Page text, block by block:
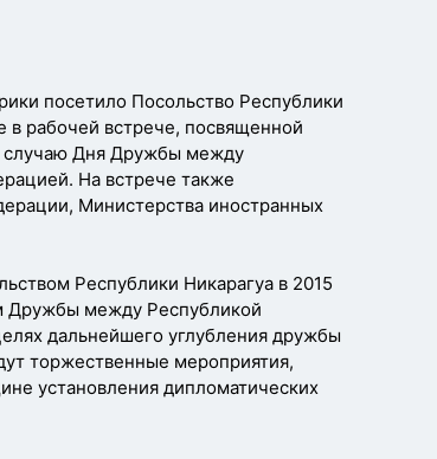
посетило Посольство Республики
в рабочей встрече, посвященной
случаю Дня Дружбы между
На встрече также
Министерства иностранных
Республики Никарагуа в 2015
Дружбы между Республикой
дальнейшего углубления дружбы
торжественные мероприятия,
установления дипломатических